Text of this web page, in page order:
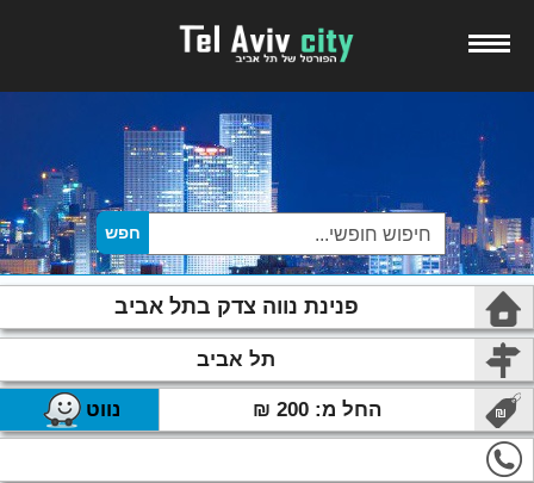
פנינת נווה צדק בתל אביב
תל אביב
החל מ: 200 ₪ נווט